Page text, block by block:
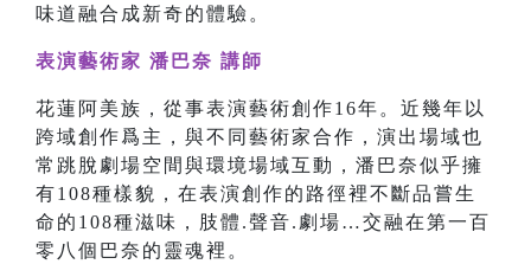
味道融合成新奇的體驗。
表演藝術家 潘巴奈 講師
花蓮阿美族，從事表演藝術創作16年。近幾年以
跨域創作爲主，與不同藝術家合作，演出場域也
常跳脫劇場空間與環境場域互動，潘巴奈似乎擁
有108種樣貌，在表演創作的路徑裡不斷品嘗生
命的108種滋味，肢體.聲音.劇場…交融在第一百
零八個巴奈的靈魂裡。